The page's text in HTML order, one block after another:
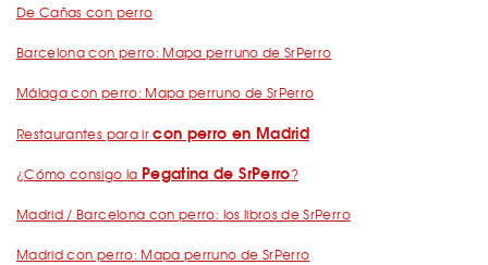
De Cañas con perro
Barcelona con perro: Mapa perruno de SrPerro
Málaga con perro: Mapa perruno de SrPerro
Restaurantes para ircon perro en Madrid
¿Cómo consigo la Pegatina de SrPerro?
Madrid / Barcelona con perro: los libros de SrPerro
Madrid con perro: Mapa perruno de SrPerro